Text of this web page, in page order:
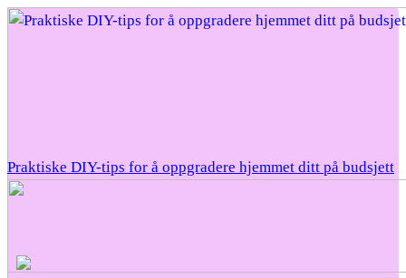
Praktiske DIY-tips for å oppgradere hjemmet ditt på budsjett